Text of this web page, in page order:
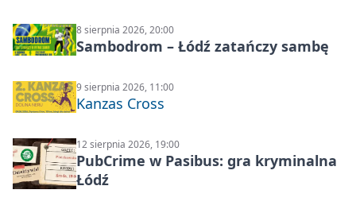
8 sierpnia 2026, 20:00
Sambodrom – Łódź zatańczy sambę
9 sierpnia 2026, 11:00
Kanzas Cross
12 sierpnia 2026, 19:00
PubCrime w Pasibus: gra kryminalna
Łódź